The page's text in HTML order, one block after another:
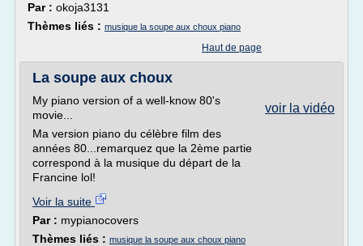
Par : okoja3131
Thèmes liés : musique la soupe aux choux piano
Haut de page
La soupe aux choux
voir la vidéo
My piano version of a well-know 80's
movie...
Ma version piano du célèbre film des
années 80...remarquez que la 2ème partie
correspond à la musique du départ de la
Francine lol!
Voir la suite
Par : mypianocovers
Thèmes liés : musique la soupe aux choux piano